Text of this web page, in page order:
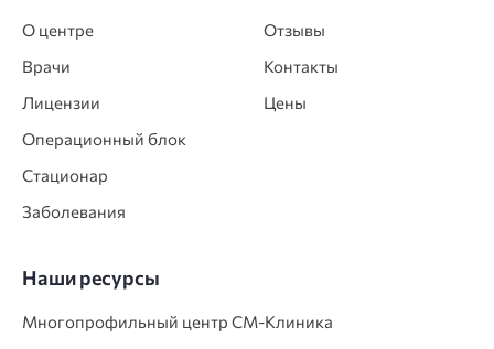
О центре
Врачи
Лицензии
Операционный блок
Стационар
Заболевания
Отзывы
Контакты
Цены
Наши ресурсы
Многопрофильный центр СМ‑Клиника